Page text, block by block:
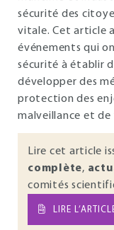
sécurité des
vitale. Cet article
événements qui
sécurité à établir
développer des
protection des
malveillance et de
Lire cet article
complète,
comités
LIRE